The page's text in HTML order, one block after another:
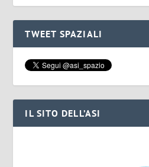
TWEET SPAZIALI
IL SITO DELL’ASI